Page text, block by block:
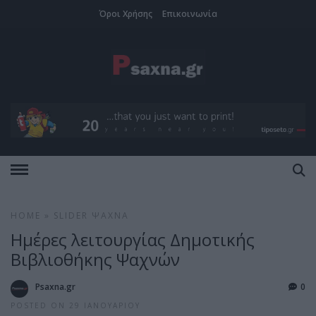
Όροι Χρήσης Επικοινωνία
HOME SLIDER ΨΑΧΝΆ
Ημέρες λειτουργίας Δημοτικής
Βιβλιοθήκης Ψαχνών
Psaxna.gr
POSTED ON 29 ΙΑΝΟΥΑΡΊΟΥ
0